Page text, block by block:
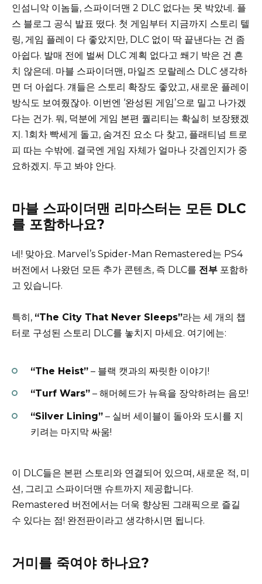
인섬니악 이놈들, 스파이더맨 2 DLC 없다는 못 박았네. 플
스 블로그 공식 발표 떴다. 첫 게임부터 지금까지 스토리 텔
링, 게임 플레이 다 좋았지만, DLC 없이 딱 끝낸다는 건 좀
아쉽다. 발매 전에 벌써 DLC 계획 없다고 쐐기 박은 건 흔
치 않은데. 마블 스파이더맨, 마일즈 모랄레스 DLC 생각하
면 더 아쉽다. 걔들은 스토리 확장도 좋았고, 새로운 플레이
방식도 보여줬잖아. 이번엔 ‘완성된 게임’으로 밀고 나가겠
다는 건가. 뭐, 덕분에 게임 본편 퀄리티는 확실히 보장됐겠
지. 1회차 빡세게 돌고, 숨겨진 요소 다 찾고, 플래티넘 트로
피 따는 수밖에. 결국엔 게임 자체가 얼마나 갓겜인지가 중
요하겠지. 두고 봐야 안다.
마블 스파이더맨 리마스터는 모든 DLC
를 포함하나요?
네! 맞아요. Marvel’s Spider-Man Remastered는 PS4
버전에서 나왔던 모든 추가 콘텐츠, 즉 DLC를 전부 포함하
고 있습니다.
특히, “The City That Never Sleeps”라는 세 개의 챕
터로 구성된 스토리 DLC를 놓치지 마세요. 여기에는:
“The Heist” – 블랙 캣과의 짜릿한 이야기!
“Turf Wars” – 해머헤드가 뉴욕을 장악하려는 음모!
“Silver Lining” – 실버 세이블이 돌아와 도시를 지
키려는 마지막 싸움!
이 DLC들은 본편 스토리와 연결되어 있으며, 새로운 적, 미
션, 그리고 스파이더맨 슈트까지 제공합니다.
Remastered 버전에서는 더욱 향상된 그래픽으로 즐길
수 있다는 점! 완전판이라고 생각하시면 됩니다.
거미를 죽여야 하나요?